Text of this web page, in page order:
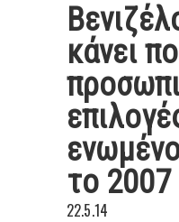
κάνει
το 2007
22.5.14